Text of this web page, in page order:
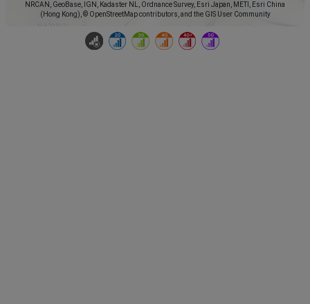
NRCAN, GeoBase, IGN, Kadaster NL, Ordnance Survey, Esri Japan, METI, Esri China
(Hong Kong), © OpenStreetMap contributors, and the GIS User Community